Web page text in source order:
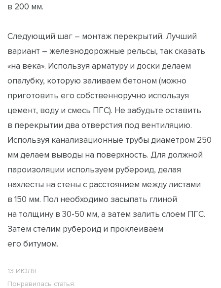
в 200 мм.
Следующий шаг – монтаж перекрытий. Лучший
вариант – железнодорожные рельсы, так сказать
«на века». Используя арматуру и доски делаем
опалубку, которую заливаем бетоном (можно
приготовить его собственноручно используя
цемент, воду и смесь ПГС). Не забудьте оставить
в перекрытии два отверстия под вентиляцию.
Используя канализационные трубы диаметром 250
мм делаем выводы на поверхность. Для должной
пароизоляции используем рубероид, делая
нахлесты на стены с расстоянием между листами
в 150 мм. Пол необходимо засыпать глиной
на толщину в 30-50 мм, а затем залить слоем ПГС.
Затем стелим рубероид и проклеиваем
его битумом.
13 ИЮЛЯ
Понравилась статья: